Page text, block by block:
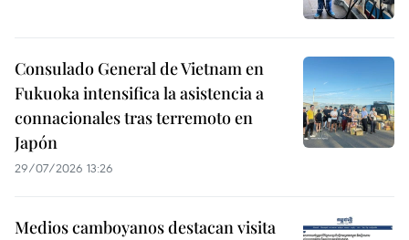
Consulado General de Vietnam en
Fukuoka intensifica la asistencia a
connacionales tras terremoto en
Japón
29/07/2026 13:26
Medios camboyanos destacan visita